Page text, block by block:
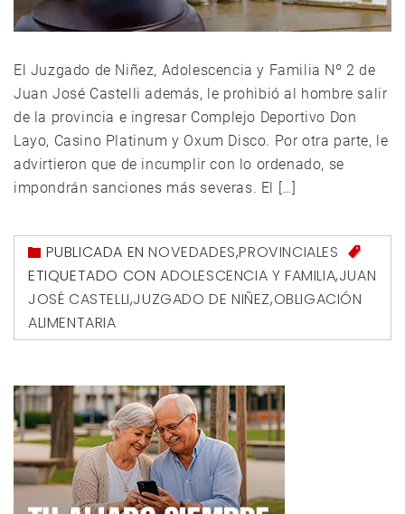
El Juzgado de Niñez, Adolescencia y Familia Nº 2 de
Juan José Castelli además, le prohibió al hombre salir
de la provincia e ingresar Complejo Deportivo Don
Layo, Casino Platinum y Oxum Disco. Por otra parte, le
advirtieron que de incumplir con lo ordenado, se
impondrán sanciones más severas. El […]
PUBLICADA ENNOVEDADES,PROVINCIALES
ETIQUETADO CON ADOLESCENCIA Y FAMILIA,JUAN
JOSÉ CASTELLI,JUZGADO DE NIÑEZ,OBLIGACIÓN
ALIMENTARIA